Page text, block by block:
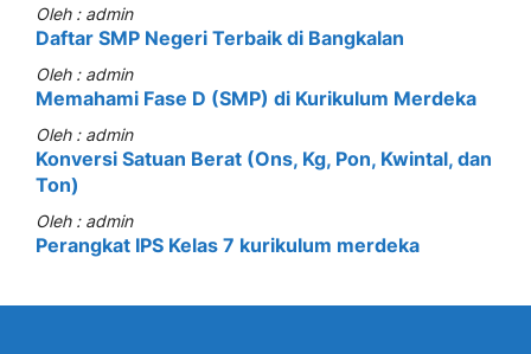
Oleh : admin
Daftar SMP Negeri Terbaik di Bangkalan
Oleh : admin
Memahami Fase D (SMP) di Kurikulum Merdeka
Oleh : admin
Konversi Satuan Berat (Ons, Kg, Pon, Kwintal, dan
Ton)
Oleh : admin
Perangkat IPS Kelas 7 kurikulum merdeka